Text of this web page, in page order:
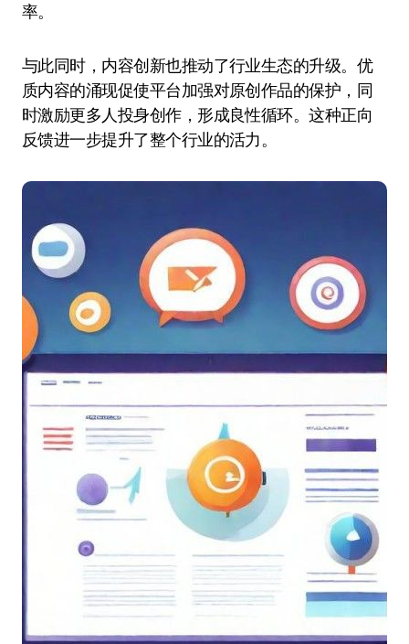
率。
与此同时，内容创新也推动了行业生态的升级。优
质内容的涌现促使平台加强对原创作品的保护，同
时激励更多人投身创作，形成良性循环。这种正向
反馈进一步提升了整个行业的活力。